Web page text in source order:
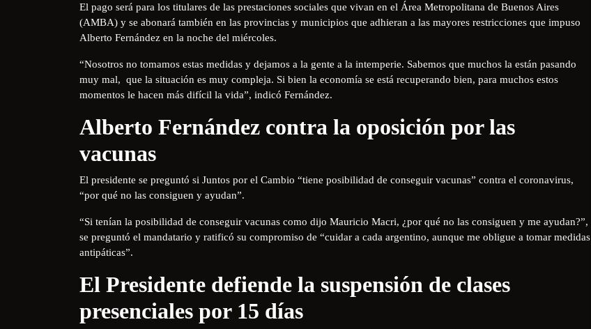
El pago será para los titulares de las prestaciones sociales que vivan en el Área Metropolitana de Buenos Aires
(AMBA) y se abonará también en las provincias y municipios que adhieran a las mayores restricciones que impuso
Alberto Fernández en la noche del miércoles.
“Nosotros no tomamos estas medidas y dejamos a la gente a la intemperie. Sabemos que muchos la están pasando
muy mal, que la situación es muy compleja. Si bien la economía se está recuperando bien, para muchos estos
momentos le hacen más difícil la vida”, indicó Fernández.
Alberto Fernández contra la oposición por las
vacunas
El presidente se preguntó si Juntos por el Cambio “tiene posibilidad de conseguir vacunas” contra el coronavirus,
“por qué no las consiguen y ayudan”.
“Si tenían la posibilidad de conseguir vacunas como dijo Mauricio Macri, ¿por qué no las consiguen y me ayudan?”,
se preguntó el mandatario y ratificó su compromiso de “cuidar a cada argentino, aunque me obligue a tomar medidas
antipáticas”.
El Presidente defiende la suspensión de clases
presenciales por 15 días